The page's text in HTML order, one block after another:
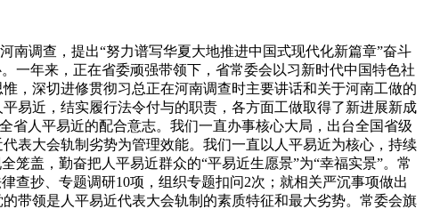
调查，提出“努力谱写华夏大地推进中国式现代化新篇章”奋斗
一年来，正在省委顽强带领下，省常委会以习新时代中国特色社
，深切进修贯彻习总正在河南调查时主要讲话和关于河南工做的
易近，结实履行法令付与的职责，各方面工做取得了新进展新成
省人平易近的配合意志。我们一直办事核心大局，出台全国省级
表大会轨制劣势为管理效能。我们一直以人平易近为核心，持续
盖，勤奋把人平易近群众的“平易近生愿景”为“幸福实景”。常
查抄、专题调研10项，组织专题扣问2次；就相关严沉事项做出
带领是人平易近代表大会轨制的素质特征和最大劣势。常委会旗